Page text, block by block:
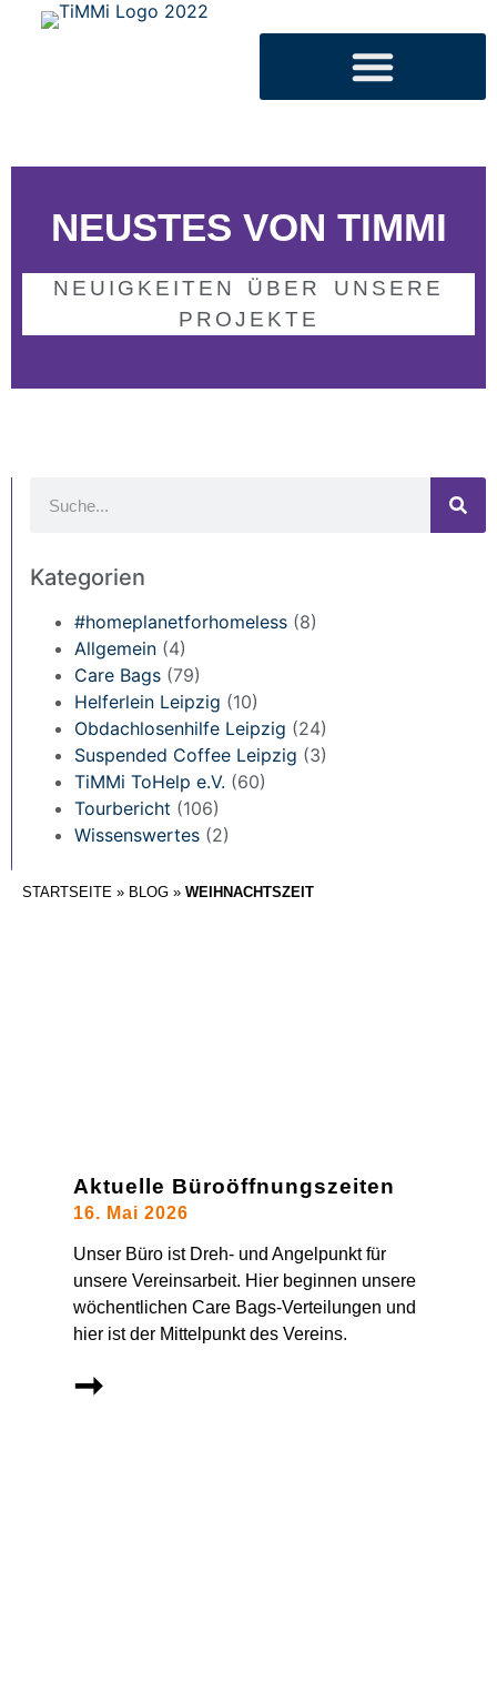
NEUSTES VON TIMMI
NEUIGKEITEN ÜBER UNSERE
PROJEKTE
STARTSEITE » BLOG » WEIHNACHTSZEIT
Aktuelle Büroöffnungszeiten
16. Mai 2026
Unser Büro ist Dreh- und Angelpunkt für
unsere Vereinsarbeit. Hier beginnen unsere
wöchentlichen Care Bags-Verteilungen und
hier ist der Mittelpunkt des Vereins.
➞
Kategorien
#homeplanetforhomeless (8)
Allgemein (4)
Care Bags (79)
Helferlein Leipzig (10)
Obdachlosenhilfe Leipzig (24)
Suspended Coffee Leipzig (3)
TiMMi ToHelp e.V. (60)
Tourbericht (106)
Wissenswertes (2)